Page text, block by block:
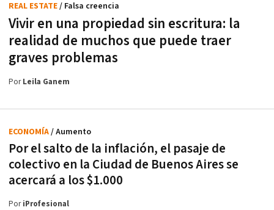
Vivir en una propiedad sin escritura: la
realidad de muchos que puede traer
graves problemas
REAL ESTATE/ Falsa creencia
PorLeila Ganem
Por el salto de la inflación, el pasaje de
colectivo en la Ciudad de Buenos Aires se
acercará a los $1.000
ECONOMÍA/ Aumento
PoriProfesional